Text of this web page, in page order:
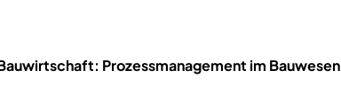
Prozessmanagement im Bauwesen